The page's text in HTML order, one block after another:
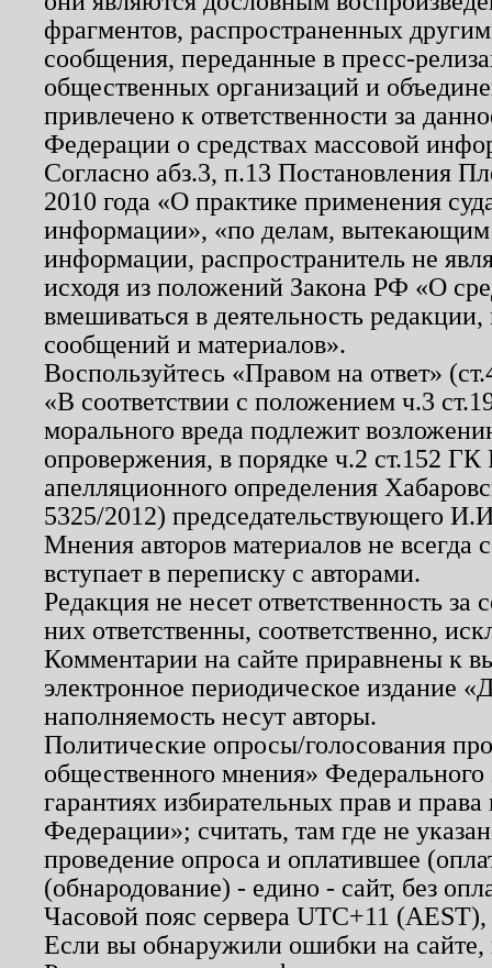
фрагментов, распространенных
сообщения, переданные в пресс-
общественных организаций и
привлечено к ответственности за
Федерации о средствах массовой
Согласно абз.3, п.13 Постановления
2010 года «О практике применения
информации», «по делам, вытекающим
информации, распространитель не
исходя из положений Закона РФ «О
вмешиваться в деятельность
сообщений и материалов».
Воспользуйтесь «Правом на ответ»
«В соответствии с положением ч.3
морального вреда подлежит
опровержения, в порядке ч.2 ст.152
апелляционного определения
5325/2012) председательствующего
Мнения авторов материалов не
вступает в переписку с авторами.
Редакция не несет ответственность
них ответственны, соответственно,
Комментарии на сайте приравнены к
электронное периодическое издание
наполняемость несут авторы.
Политические опросы/голосования
общественного мнения»
гарантиях избирательных прав и
Федерации»; считать, там где не
проведение опроса и оплатившее
(обнародование) - едино - сайт, без
Часовой пояс сервера UTC+11
Если вы обнаружили ошибки на